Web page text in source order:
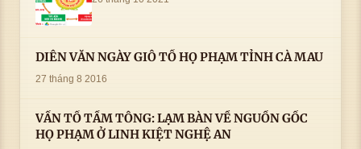
DIỄN VĂN NGÀY GIỖ TỔ HỌ PHẠM TỈNH CÀ MAU
27 tháng 8 2016
VẤN TỔ TẦM TÔNG: LẠM BÀN VỀ NGUỒN GỐC
HỌ PHẠM Ở LINH KIỆT NGHỆ AN